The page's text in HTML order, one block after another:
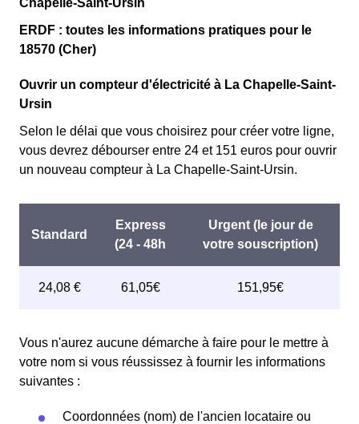
Chapelle-Saint-Ursin
ERDF : toutes les informations pratiques pour le
18570 (Cher)
Ouvrir un compteur d'électricité à La Chapelle-Saint-
Ursin
Selon le délai que vous choisirez pour créer votre ligne,
vous devrez débourser entre 24 et 151 euros pour ouvrir
un nouveau compteur à La Chapelle-Saint-Ursin.
Vous n'aurez aucune démarche à faire pour le mettre à
votre nom si vous réussissez à fournir les informations
suivantes :
Coordonnées (nom) de l'ancien locataire ou